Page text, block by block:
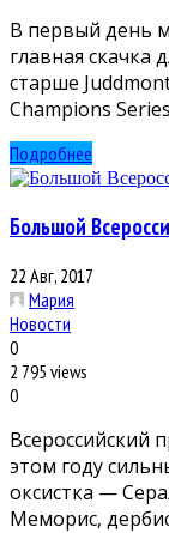
В первый день
главная скачка
старше
Champions
Подробнее
Большой
22 Авг, 2017
Мария
Новости
0
2 795 views
0
Всероссийский
этом году
оксистка —
Меморис,